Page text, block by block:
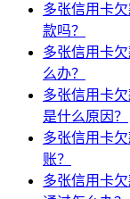
多张信用卡
款吗？
多张信用卡
么办？
多张信用卡
是什么原因？
多张信用卡
账？
多张信用卡